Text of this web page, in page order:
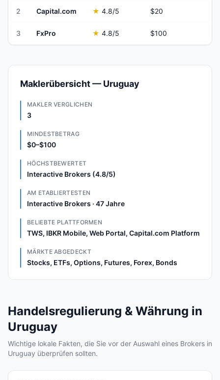
2 Capital.com ★ 4.8/5 $20
3 FxPro ★ 4.8/5 $100
Maklerübersicht — Uruguay
MAKLER VERGLICHEN
3
MINDESTBETRAG
$0–$100
HÖCHSTBEWERTET
Interactive Brokers (4.8/5)
AM ETABLIERTESTEN
Interactive Brokers · 47 Jahre
BELIEBTE PLATTFORMEN
TWS, IBKR Mobile, Web Portal, Capital.com Platform
MÄRKTE ABGEDECKT
Stocks, ETFs, Options, Futures, Forex, Bonds
Handelsregulierung & Währung in
Uruguay
Wichtige lokale Fakten, die Sie vor der Auswahl eines Brokers in
Uruguay überprüfen sollten.